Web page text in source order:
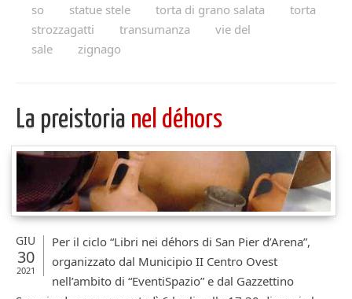
so
statue stele torta di grano salata
torta
strozzagatti
transumanza
vie del
sale
zignago
La preistoria nel déhors
GIU
30
2021
Per il ciclo “Libri nei déhors di San Pier d’Arena”,
organizzato dal Municipio II Centro Ovest
nell’ambito di “EventiSpazio” e dal Gazzettino